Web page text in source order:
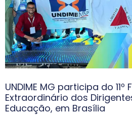
UNDIME MG participa do
Extraordinário dos
Educação, em Brasília